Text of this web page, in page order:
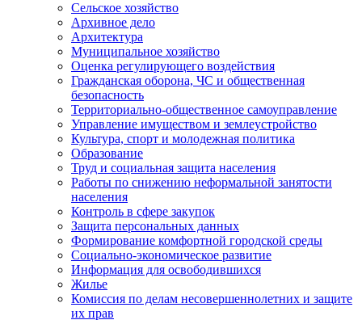
Сельское хозяйство
Архивное дело
Архитектура
Муниципальное хозяйство
Оценка регулирующего воздействия
Гражданская оборона, ЧС и общественная
безопасность
Территориально-общественное самоуправление
Управление имуществом и землеустройство
Культура, спорт и молодежная политика
Образование
Труд и социальная защита населения
Работы по снижению неформальной занятости
населения
Контроль в сфере закупок
Защита персональных данных
Формирование комфортной городской среды
Социально-экономическое развитие
Информация для освободившихся
Жилье
Комиссия по делам несовершеннолетних и защите
их прав